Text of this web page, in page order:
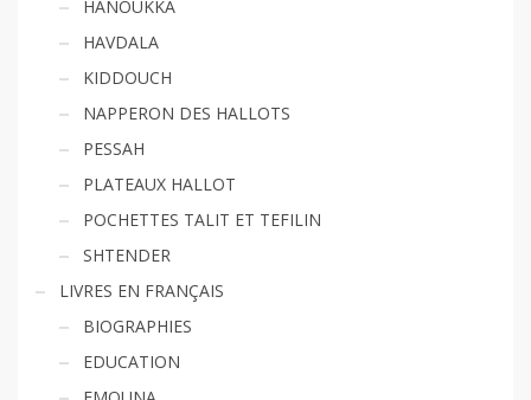
HANOUKKA
HAVDALA
KIDDOUCH
NAPPERON DES HALLOTS
PESSAH
PLATEAUX HALLOT
POCHETTES TALIT ET TEFILIN
SHTENDER
LIVRES EN FRANÇAIS
BIOGRAPHIES
EDUCATION